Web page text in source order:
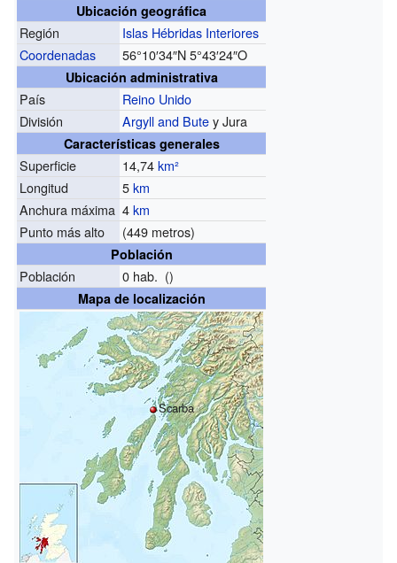
Ubicación geográfica
Región
Islas Hébridas Interiores
Coordenadas
56°10′34″N5°43′24″O
Ubicación administrativa
País
Reino Unido
División
Argyll and Butey Jura
Características generales
Superficie 14,74km²
Longitud
5km
Anchura máxima 4km
Punto más alto
(449 metros)
Población
Población 0 hab. ()
Mapa de localización
Scarba